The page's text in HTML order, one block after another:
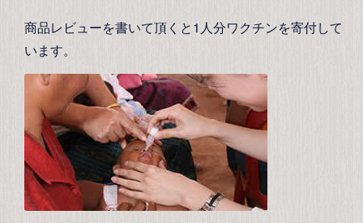
商品レビューを書いて頂くと1人分ワクチンを寄付して
います。